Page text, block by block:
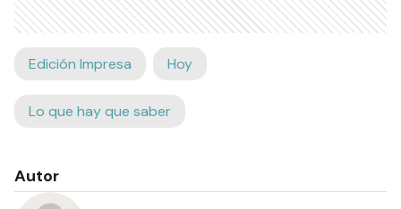
Edición Impresa Hoy
Lo que hay que saber
Autor